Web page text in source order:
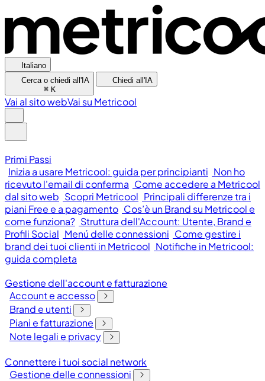
Italiano
Cerca o chiedi all'IA
⌘ K
Chiedi all'IA
Vai al sito webVai su Metricool
Primi Passi
Inizia a usare Metricool: guida per principianti Non ho
ricevuto l'email di conferma Come accedere a Metricool
dal sito web Scopri Metricool Principali differenze tra i
piani Free e a pagamento Cos’è un Brand su Metricool e
come funziona? Struttura dell'Account: Utente, Brand e
Profili Social Menú delle connessioni Come gestire i
brand dei tuoi clienti in Metricool Notifiche in Metricool:
guida completa
Gestione dell'account e fatturazione
Account e accesso
Brand e utenti
Piani e fatturazione
Note legali e privacy
Connettere i tuoi social network
Gestione delle connessioni